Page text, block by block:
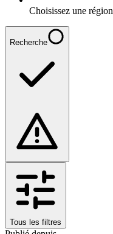
Choisissez une région
Recherche
Tous les filtres